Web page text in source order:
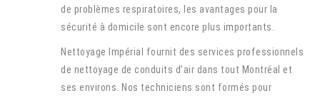
de problèmes respiratoires, les avantages pour la
sécurité à domicile sont encore plus importants.
Nettoyage Impérial fournit des services professionnels
de nettoyage de conduits d’air dans tout Montréal et
ses environs. Nos techniciens sont formés pour